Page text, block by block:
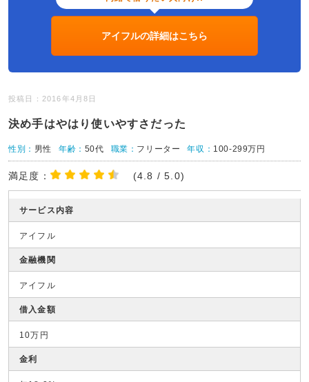
アイフルの詳細はこちら
投稿日：2016年4月8日
決め手はやはり使いやすさだった
性別： 男性 年齢： 50代 職業： フリーター 年収： 100-299万円
満足度： (4.8 / 5.0)
サービス内容
アイフル
金融機関
アイフル
借入金額
10万円
金利